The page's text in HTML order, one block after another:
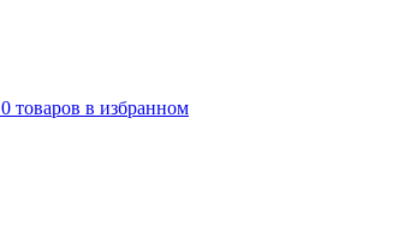
0 товаров в избранном